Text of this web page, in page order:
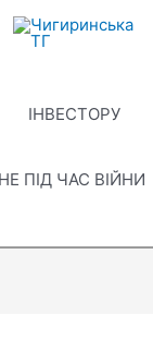
ІНВЕСТОРУ
ПІД ЧАС ВІЙНИ